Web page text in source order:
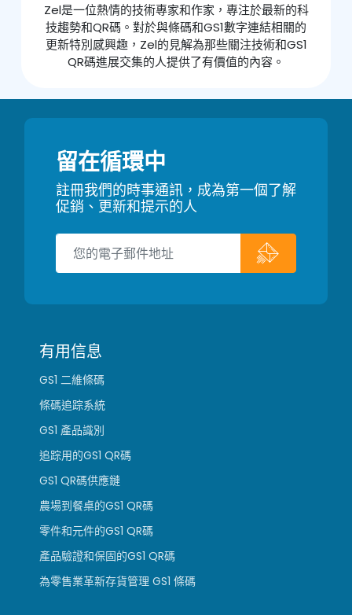
Zel是一位熱情的技術專家和作家，專注於最新的科
技趨勢和QR碼。對於與條碼和GS1數字連結相關的
更新特別感興趣，Zel的見解為那些關注技術和GS1
QR碼進展交集的人提供了有價值的內容。
留在循環中
註冊我們的時事通訊，成為第一個了解
促銷、更新和提示的人
有用信息
GS1 二維條碼
條碼追踪系統
GS1 產品識別
追踪用的GS1 QR碼
GS1 QR碼供應鏈
農場到餐桌的GS1 QR碼
零件和元件的GS1 QR碼
產品驗證和保固的GS1 QR碼
為零售業革新存貨管理 GS1 條碼